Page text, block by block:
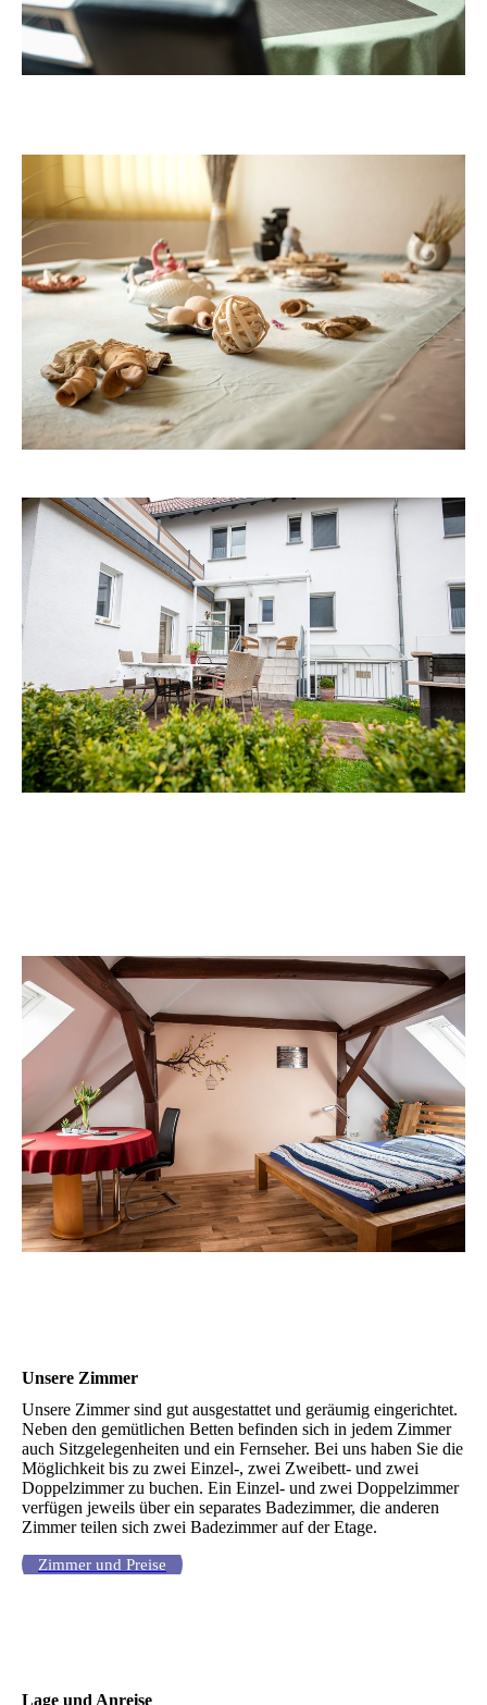
Unsere Zimmer
Unsere Zimmer sind gut ausgestattet und geräumig eingerichtet.
Neben den gemütlichen Betten befinden sich in jedem Zimmer
auch Sitzgelegenheiten und ein Fernseher. Bei uns haben Sie die
Möglichkeit bis zu zwei Einzel-, zwei Zweibett- und zwei
Doppelzimmer zu buchen. Ein Einzel- und zwei Doppelzimmer
verfügen jeweils über ein separates Badezimmer, die anderen
Zimmer teilen sich zwei Badezimmer auf der Etage.
Zimmer und Preise
Lage und Anreise